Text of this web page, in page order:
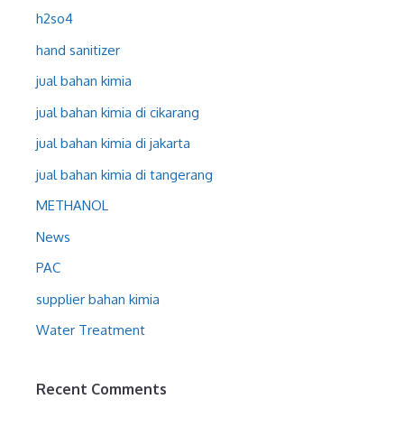
h2so4
hand sanitizer
jual bahan kimia
jual bahan kimia di cikarang
jual bahan kimia di jakarta
jual bahan kimia di tangerang
METHANOL
News
PAC
supplier bahan kimia
Water Treatment
Recent Comments